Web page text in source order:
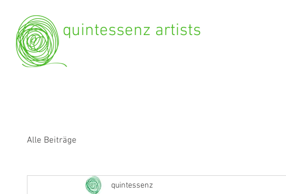
quintessenz artists
Alle Beiträge
quintessenz